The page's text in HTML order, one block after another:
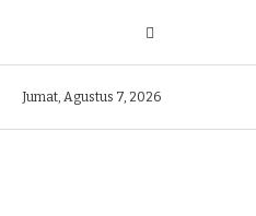
Jumat, Agustus 7, 2026